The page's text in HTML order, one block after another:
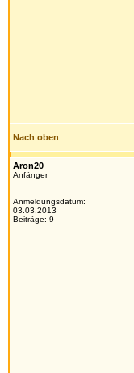
Nach oben
Aron20
Anfänger
Anmeldungsdatum:
03.03.2013
Beiträge: 9